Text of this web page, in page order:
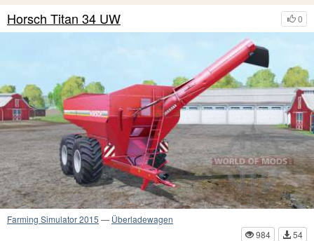
0
Horsch Titan 34 UW
Farming Simulator 2015 — Überladewagen
984
54